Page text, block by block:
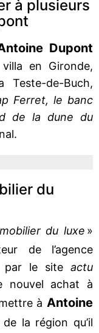
à plusieurs
Dupont
en Gironde,
de-Buch,
Ferret, le banc
de la dune du
du
du luxe »
de l’agence
par le site actu
nouvel achat à
à Antoine
la région qu’il